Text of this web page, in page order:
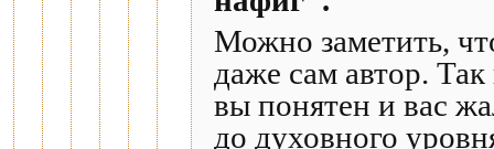
Можно заметить,
даже сам автор.
вы понятен и вас
до духовного